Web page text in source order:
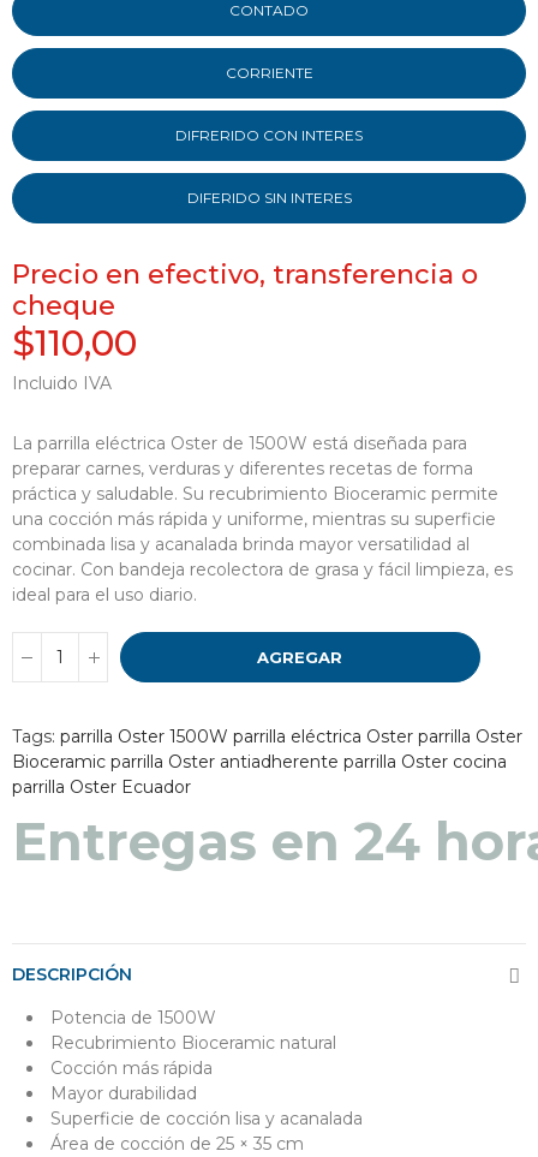
CONTADO
CORRIENTE
DIFRERIDO CON INTERES
DIFERIDO SIN INTERES
Precio en efectivo, transferencia o
cheque
$110,00
Incluido IVA
La parrilla eléctrica Oster de 1500W está diseñada para
preparar carnes, verduras y diferentes recetas de forma
práctica y saludable. Su recubrimiento Bioceramic permite
una cocción más rápida y uniforme, mientras su superficie
combinada lisa y acanalada brinda mayor versatilidad al
cocinar. Con bandeja recolectora de grasa y fácil limpieza, es
ideal para el uso diario.
AGREGAR
Tags: parrilla Oster 1500W parrilla eléctrica Oster parrilla Oster
Bioceramic parrilla Oster antiadherente parrilla Oster cocina
parrilla Oster Ecuador
Entregas en 24
DESCRIPCIÓN
Potencia de 1500W
Recubrimiento Bioceramic natural
Cocción más rápida
Mayor durabilidad
Superficie de cocción lisa y acanalada
Área de cocción de 25 × 35 cm